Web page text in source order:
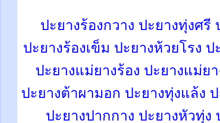
ปะยางร้องกวาง ปะยางทุ่งศรี
ปะยางร้องเข็ม ปะยางห้วยโรง
ปะยางแม่ยางร้อง ปะยางแม่ย
ปะยางต้าผามอก ปะยางทุ่งแล้ง
ปะยางปากกาง ปะยางหัวทุ่ง